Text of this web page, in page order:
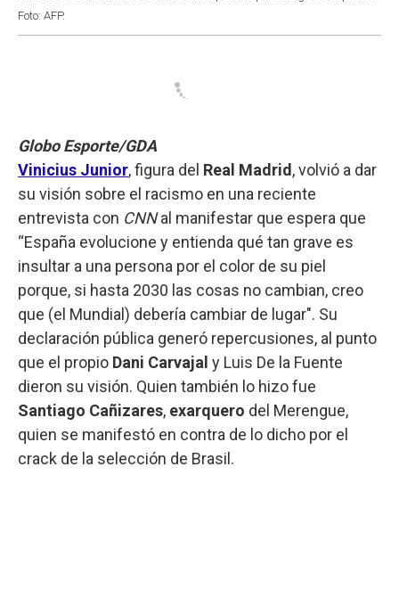
Foto: AFP.
Globo Esporte/GDA
Vinicius Junior, figura del Real Madrid , volvió a dar
su visión sobre el racismo en una reciente
entrevista con CNNal manifestar que espera que
“España evolucione y entienda qué tan grave es
insultar a una persona por el color de su piel
porque, si hasta 2030 las cosas no cambian, creo
que (el Mundial) debería cambiar de lugar". Su
declaración pública generó repercusiones, al punto
que el propio Dani Carvajal y Luis De la Fuente
dieron su visión. Quien también lo hizo fue
Santiago Cañizares, exarquero del Merengue,
quien se manifestó en contra de lo dicho por el
crack de la selección de Brasil.